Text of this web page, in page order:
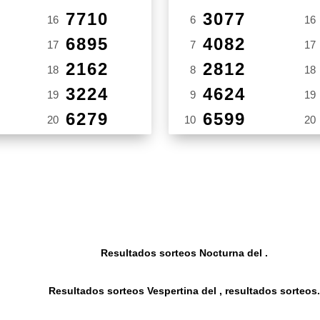
16 7710
17 6895
18 2162
19 3224
20 6279
6 3077
7 4082
8 2812
9 4624
10 6599
16
17
18
19
20
Resultados sorteos Nocturna del .
Resultados sorteos Vespertina del , resultados sorteos.